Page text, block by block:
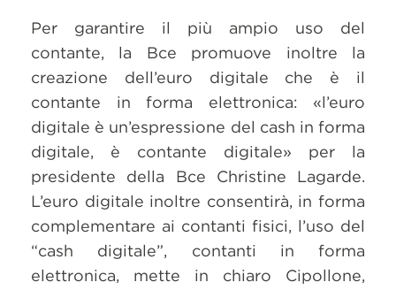
Per garantire il più ampio uso del
contante, la Bce promuove inoltre la
creazione dell’euro digitale che è il
contante in forma elettronica: «l’euro
digitale è un’espressione del cash in forma
digitale, è contante digitale» per la
presidente della Bce Christine Lagarde.
L’euro digitale inoltre consentirà, in forma
complementare ai contanti fisici, l’uso del
“cash digitale”, contanti in forma
elettronica, mette in chiaro Cipollone,